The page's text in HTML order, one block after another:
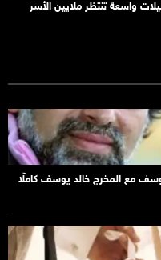
واسعة تنتظر ملايين الأسر
مع المخرج خالد يوسف كاملًا